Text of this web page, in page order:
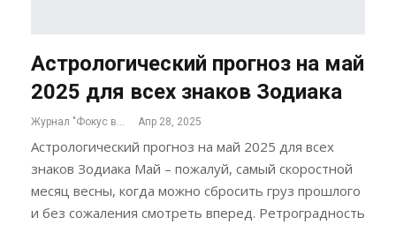
Астрологический прогноз на май
2025 для всех знаков Зодиака
Журнал "Фокус внимания" Апр 28, 2025
Астрологический прогноз на май 2025 для всех
знаков Зодиака Май – пожалуй, самый скоростной
месяц весны, когда можно сбросить груз прошлого
и без сожаления смотреть вперед. Ретроградность